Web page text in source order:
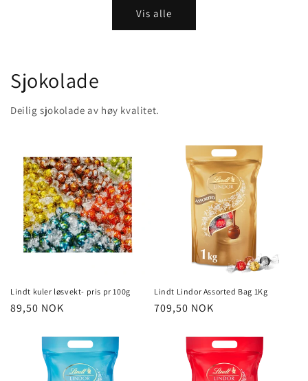
Vis alle
Sjokolade
Deilig sjokolade av høy kvalitet.
Lindt kuler løsvekt- pris pr 100g
Vanlig
89,50 NOK
Lindt Lindor Assorted Bag 1Kg
Vanlig
709,50 NOK